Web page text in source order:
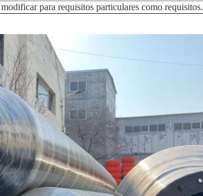
para requisitos particulares como requisitos.